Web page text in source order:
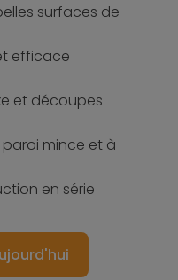
surfaces de
efficace
et découpes
mince et à
en série